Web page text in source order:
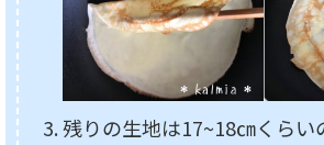
残りの生地は17~18㎝くらい